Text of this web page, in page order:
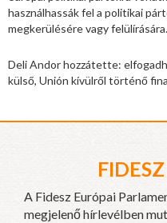
használhassák fel a politikai
megkerülésére vagy felülírására.
Deli Andor hozzátette:
külső, Unión kívülről történő
A Fidesz Európai
megjelenő hírlevélben